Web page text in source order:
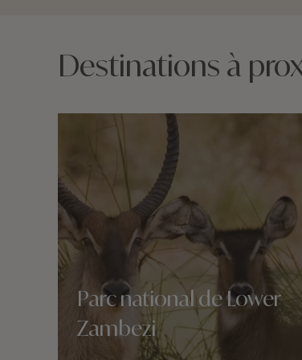
Destinations à
Parc national de Lower
Zambezi